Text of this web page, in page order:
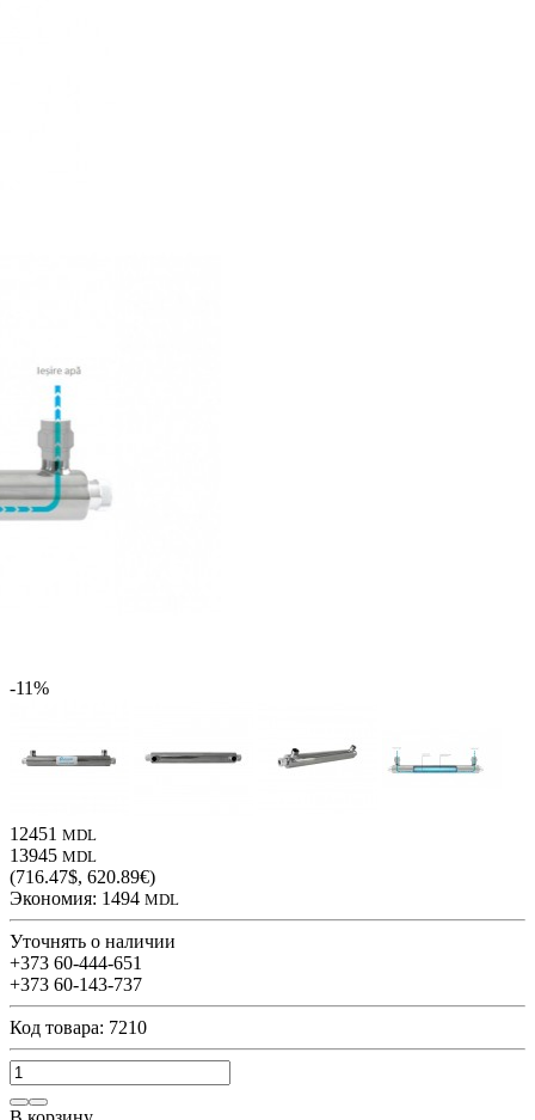
-11%
12451 MDL
13945 MDL
(716.47$, 620.89€)
Экономия: 1494 MDL
Уточнять о наличии
+373 60-444-651
+373 60-143-737
Код товара: 7210